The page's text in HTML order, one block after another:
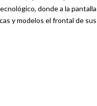
donde a la
y modelos el frontal de